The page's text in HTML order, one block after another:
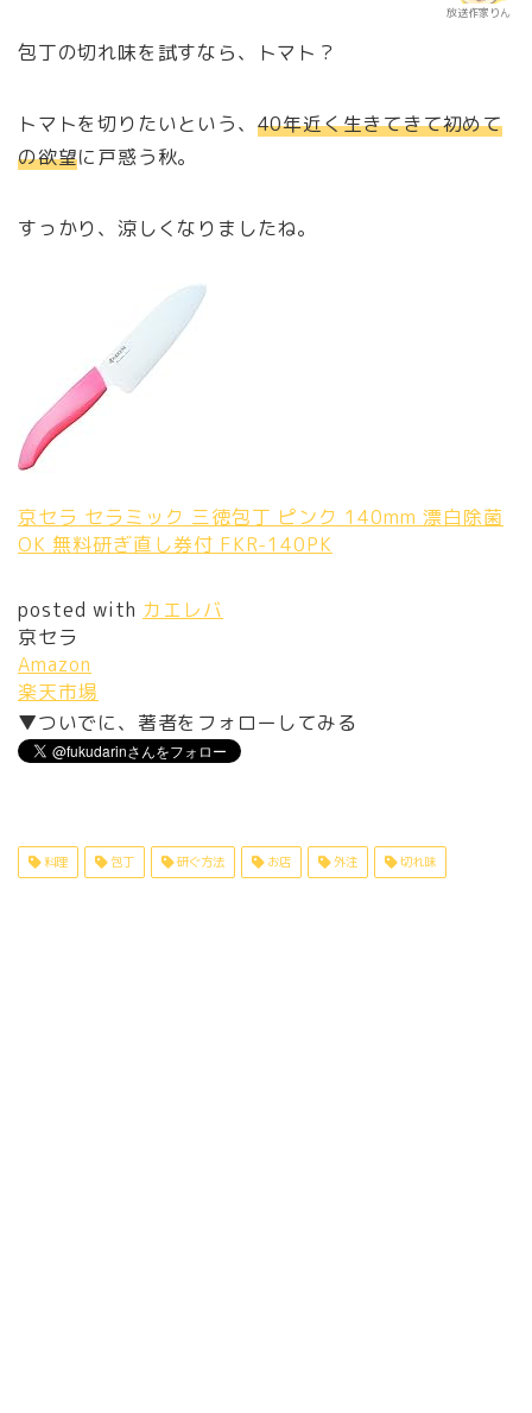
放送作家りん
包丁の切れ味を試すなら、トマト？
トマトを切りたいという、 40年近く生きてきて初めて
の欲望に戸惑う秋。
すっかり、涼しくなりましたね。
京セラ セラミック 三徳包丁 ピンク 140mm 漂白除菌
OK 無料研ぎ直し券付 FKR-140PK
posted with カエレバ
京セラ
Amazon
楽天市場
▼ついでに、著者をフォローしてみる
料理 包丁 研ぐ方法 お店 外注 切れ味